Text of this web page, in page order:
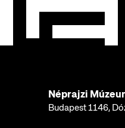
Néprajzi
Budapest 1146,